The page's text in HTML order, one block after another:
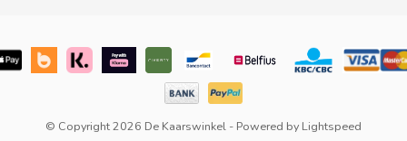
© Copyright 2026 De Kaarswinkel - Powered by Lightspeed